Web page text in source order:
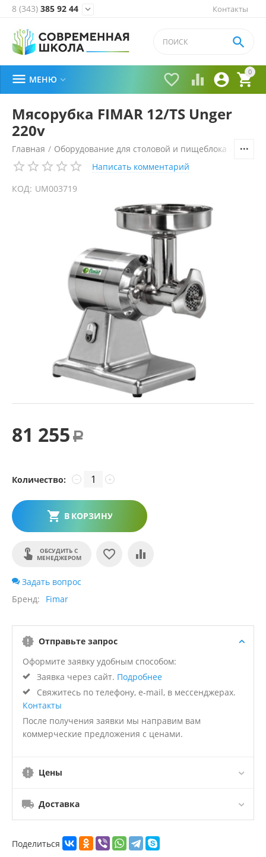
Контакты
8 (343) 385 92 44 
0


 

 МЕНЮ 
Мясорубка FIMAR 12/TS Unger
220v
Главная / Оборудование для столовой и пищеблока
Написать комментарий
КОД: UM003719
81 255 Р
Количество: +
−
В КОРЗИНУ
ОБСУДИТЬ С
МЕНЕДЖЕРОМ
Задать вопрос
Бренд
Fimar
Отправьте запрос
Оформите заявку удобным способом:
Заявка через сайт. Подробнее
Свяжитесь по телефону, e-mail, в мессенджерах.
Контакты
После получения заявки мы направим вам
коммерческие предложения с ценами.
Цены
Доставка
Поделиться